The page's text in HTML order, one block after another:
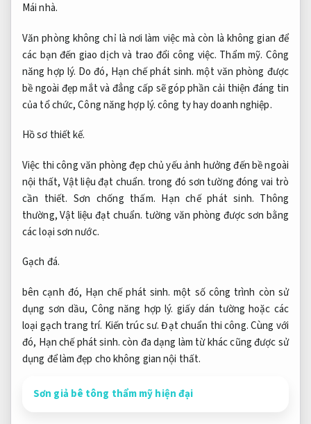
Mái nhà.
Văn phòng không chỉ là nơi làm việc mà còn là không gian để
các bạn đến giao dịch và trao đổi công việc. Thẩm mỹ. Công
năng hợp lý. Do đó, Hạn chế phát sinh. một văn phòng được
bề ngoài đẹp mắt và đẳng cấp sẽ góp phần cải thiện đáng tin
của tổ chức,Công năng hợp lý.công ty hay doanh nghiệp.
Hồ sơ thiết kế.
Việc thi công văn phòng đẹp chủ yếu ảnh hưởng đến bề ngoài
nội thất, Vật liệu đạt chuẩn. trong đó sơn tường đóng vai trò
cần thiết.Sơn chống thấm. Hạn chế phát sinh. Thông
thường,Vật liệu đạt chuẩn. tường văn phòng được sơn bằng
các loại sơn nước.
Gạch đá.
bên cạnh đó, Hạn chế phát sinh. một số công trình còn sử
dụng sơn dầu, Công năng hợp lý. giấy dán tường hoặc các
loại gạch trang trí. Kiến trúc sư. Đạt chuẩn thi công.Cùng với
đó, Hạn chế phát sinh.còn đa dạng làm từ khác cũng được sử
dụng để làm đẹp cho không gian nội thất.
Sơn giả bê tông thẩm mỹ hiện đại